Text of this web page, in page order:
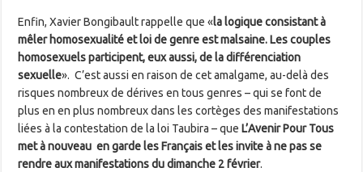
Enfin, Xavier Bongibault rappelle que «la logique consistant à
mêler homosexualité et loi de genre est malsaine. Les couples
homosexuels participent, eux aussi, de la différenciation
sexuelle». C’est aussi en raison de cet amalgame, au-delà des
risques nombreux de dérives en tous genres – qui se font de
plus en en plus nombreux dans les cortèges des manifestations
liées à la contestation de la loi Taubira – queL’Avenir Pour Tous
met à nouveau en garde les Français et les invite à ne pas se
rendre aux manifestations du dimanche 2 février.